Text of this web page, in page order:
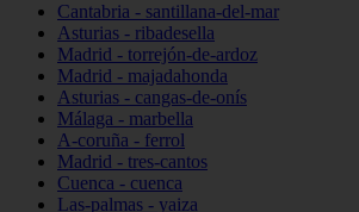
Cantabria - santillana-del-mar
Asturias - ribadesella
Madrid - torrejón-de-ardoz
Madrid - majadahonda
Asturias - cangas-de-onís
Málaga - marbella
A-coruña - ferrol
Madrid - tres-cantos
Cuenca - cuenca
Las-palmas - yaiza